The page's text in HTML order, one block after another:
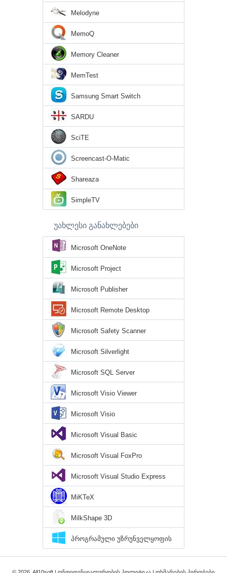
Melodyne
MemoQ
Memory Cleaner
MemTest
Samsung Smart Switch
SARDU
SciTE
Screencast-O-Matic
Shareaza
SimpleTV
უახლესი განახლებები
Microsoft OneNote
Microsoft Project
Microsoft Publisher
Microsoft Remote Desktop
Microsoft Safety Scanner
Microsoft Silverlight
Microsoft SQL Server
Microsoft Visio Viewer
Microsoft Visio
Microsoft Visual Basic
Microsoft Visual FoxPro
Microsoft Visual Studio Express
MiKTeX
MilkShape 3D
პროგრამული უზრუნველყოფის
დირექტორია Windows 10